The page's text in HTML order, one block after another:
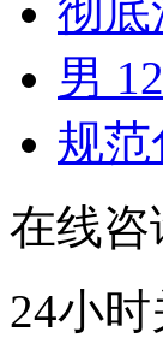
彻底
男
规范
在线咨
24小时